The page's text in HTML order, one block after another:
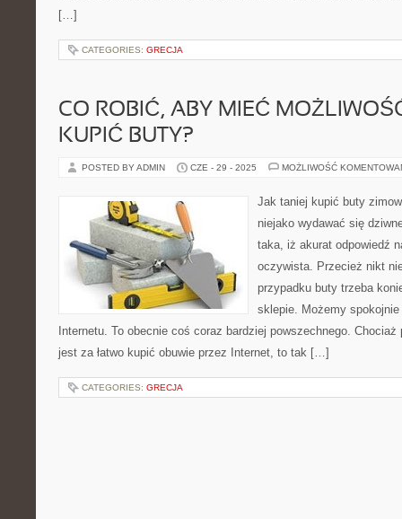
[…]
CATEGORIES: GRECJA
CO ROBIĆ, ABY MIEĆ
KUPIĆ BUTY?
POSTED BY ADMIN CZE - 29 - 2025 MOŻLIWOŚĆ
Jak taniej kupić buty
niejako wydawać się
taka, iż akurat odpowiedź
oczywista. Przecież nikt
przypadku buty trzeba
sklepie. Możemy
Internetu. To obecnie coś coraz bardziej powszechnego.
jest za łatwo kupić obuwie przez Internet, to tak […]
CATEGORIES: GRECJA